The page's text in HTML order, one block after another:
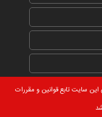
سایت تابع قوانین و مقررات